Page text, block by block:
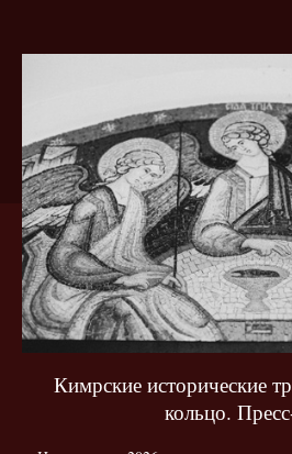
Кимрские исторические
кольцо.